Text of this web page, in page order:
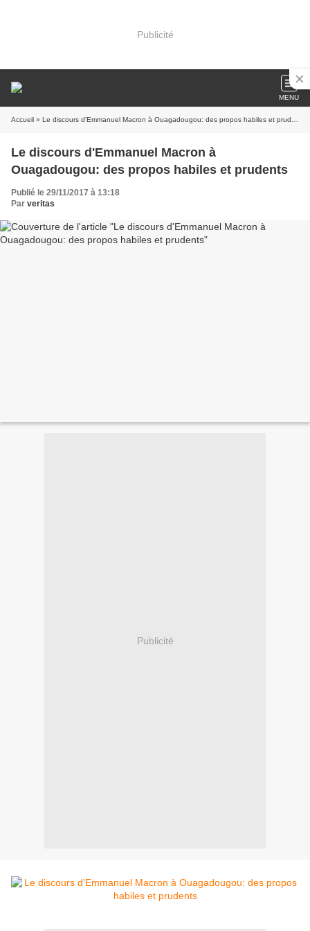
Publicité
MENU
Accueil » Le discours d'Emmanuel Macron à Ouagadougou: des propos habiles et prudents
Le discours d'Emmanuel Macron à
Ouagadougou: des propos habiles et prudents
Publié le 29/11/2017 à 13:18
Par veritas
Publicité